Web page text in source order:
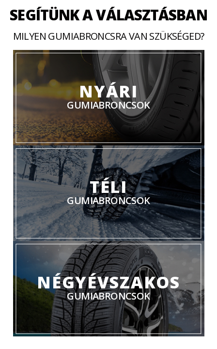
SEGÍTÜNK A VÁLASZTÁSBAN
MILYEN GUMIABRONCSRA VAN SZÜKSÉGED?
NYÁRI
GUMIABRONCSOK
TÉLI
GUMIABRONCSOK
NÉGYÉVSZAKOS
GUMIABRONCSOK